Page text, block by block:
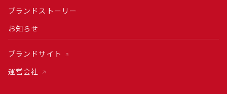
ブランドストーリー
お知らせ
ブランドサイト
運営会社